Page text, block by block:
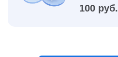
100 руб.